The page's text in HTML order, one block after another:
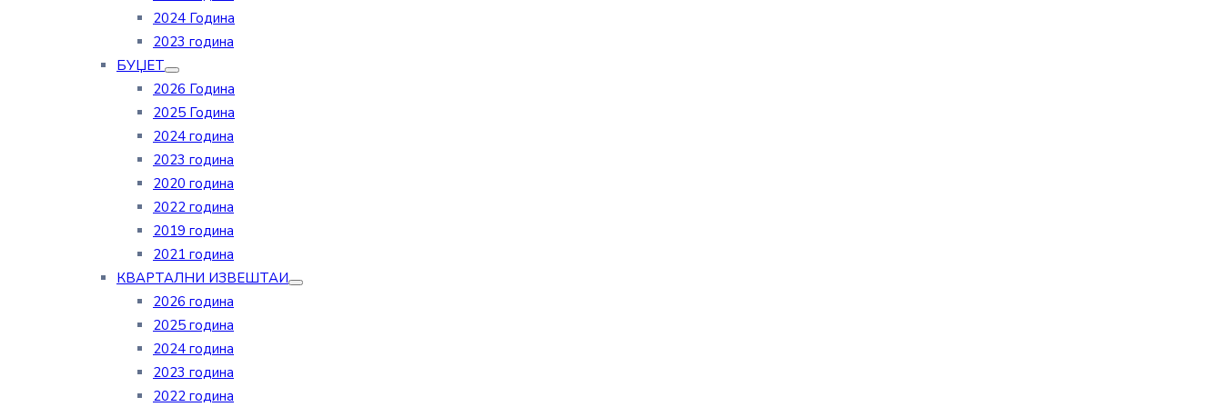
2024 Година
2023 година
БУЏЕТ
2026 Година
2025 Година
2024 година
2023 година
2020 година
2022 година
2019 година
2021 година
КВАРТАЛНИ ИЗВЕШТАИ
2026 година
2025 година
2024 година
2023 година
2022 година